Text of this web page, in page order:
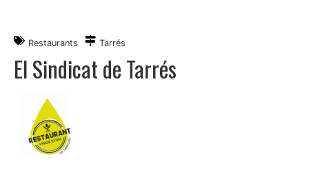
Restaurants Tarrés
El Sindicat de Tarrés